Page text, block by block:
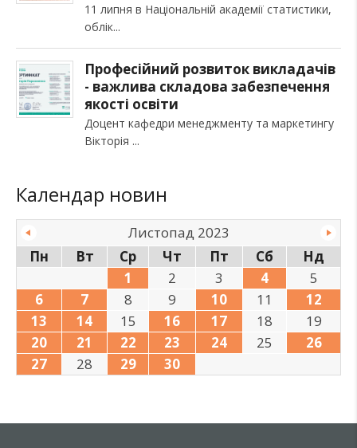
11 липня в Національній академії статистики,
облік
Професійний розвиток викладачів
- важлива складова забезпечення
якості освіти
Доцент кафедри менеджменту та маркетингу
Вікторія
Календар новин
Листопад 2023
Пн
Вт Ср Чт Пт Сб
Нд
1
2 3 4
5
6
7 8 9 10 11
12
13
14 15 16 17 18
19
20
21 22 23 24 25
26
27
28 29 30